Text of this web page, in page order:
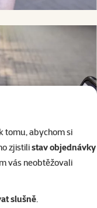
tomu, abychom si
zjistilistav objednávky
vás neobtěžovali
slušně.